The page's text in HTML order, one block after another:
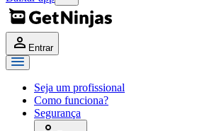
Entrar
Seja um profissional
Como funciona?
Segurança